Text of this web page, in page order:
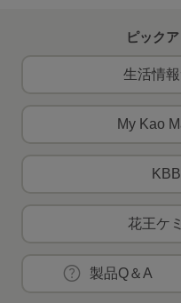
ピック
生活情
My Kao
花王ケ
製品Q＆A